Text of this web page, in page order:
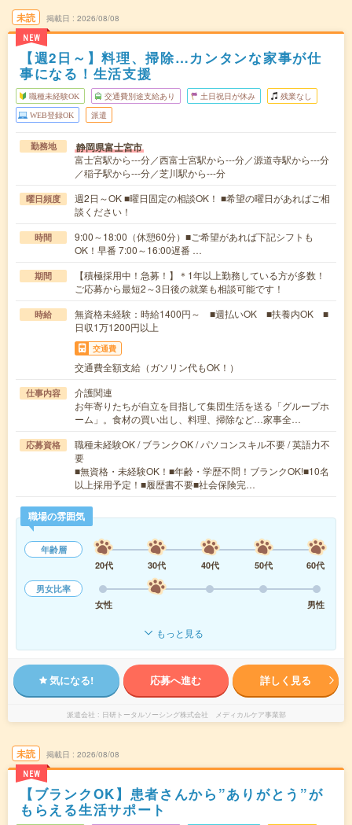
未読
NEW
掲載日 2026/08/08
【週2日～】料理、掃除…カンタンな家事が仕
事になる！生活支援
職種未経験OK 交通費別途支給あり 土日祝日が休み 残業なし
WEB登録OK 派遣
勤務地 静岡県富士宮市
富士宮駅から---分／西富士宮駅から---分／源道寺駅から---分
／稲子駅から---分／芝川駅から---分
曜日頻度
週2日～OK ■曜日固定の相談OK！ ■希望の曜日があればご相
談ください！
時間
9:00～18:00（休憩60分）■ご希望があれば下記シフトも
OK！早番 7:00～16:00遅番 …
期間
【積極採用中！急募！】＊1年以上勤務している方が多数！
ご応募から最短2～3日後の就業も相談可能です！
時給
無資格未経験：時給1400円～ ■週払いOK ■扶養内OK ■
日収1万1200円以上
交通費
交通費全額支給（ガソリン代もOK！）
仕事内容
介護関連
お年寄りたちが自立を目指して集団生活を送る「グループホ
ーム」。食材の買い出し、料理、掃除など…家事全…
応募資格
職種未経験OK / ブランクOK / パソコンスキル不要 / 英語力不
要
■無資格・未経験OK！■年齢・学歴不問！ブランクOK!■10名
以上採用予定！■履歴書不要■社会保険完…
職場の雰囲気
年齢層
20代
30代 40代 50代
60代
男女比率
女性
男性
もっと見る
気になる! 応募へ進む 詳しく見る
派遣会社 日研トータルソーシング株式会社 メディカルケア事業部
未読
NEW
掲載日 2026/08/08
【ブランクOK】患者さんから”ありがとう”が
もらえる生活サポート